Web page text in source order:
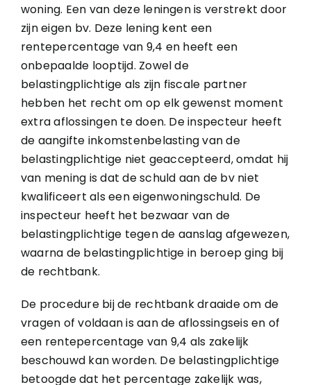
woning. Een van deze leningen is verstrekt door
zijn eigen bv. Deze lening kent een
rentepercentage van 9,4 en heeft een
onbepaalde looptijd. Zowel de
belastingplichtige als zijn fiscale partner
hebben het recht om op elk gewenst moment
extra aflossingen te doen. De inspecteur heeft
de aangifte inkomstenbelasting van de
belastingplichtige niet geaccepteerd, omdat hij
van mening is dat de schuld aan de bv niet
kwalificeert als een eigenwoningschuld. De
inspecteur heeft het bezwaar van de
belastingplichtige tegen de aanslag afgewezen,
waarna de belastingplichtige in beroep ging bij
de rechtbank.
De procedure bij de rechtbank draaide om de
vragen of voldaan is aan de aflossingseis en of
een rentepercentage van 9,4 als zakelijk
beschouwd kan worden. De belastingplichtige
betoogde dat het percentage zakelijk was,